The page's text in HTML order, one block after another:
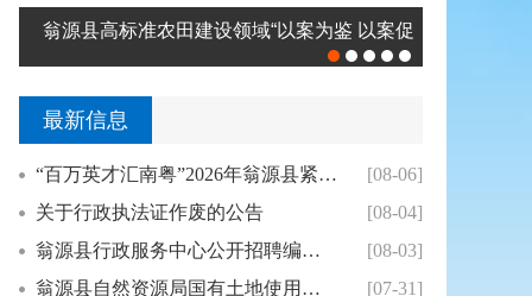
十四届县委财经委员会第十三次会议暨全县经
最新信息
“百万英才汇南粤”2026年翁源县紧密型县域医共...
[08-06]
关于行政执法证作废的公告
[08-04]
翁源县行政服务中心公开招聘编制外人员综合成绩及体...
[08-03]
翁源县自然资源局国有土地使用权挂牌出让公告(翁地...
[07-31]